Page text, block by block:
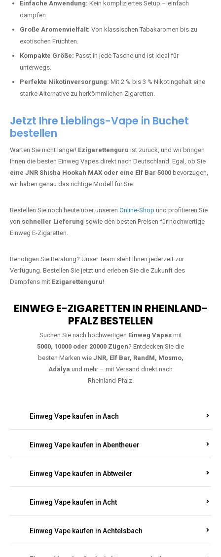
Einfache Anwendung: Kein kompliziertes Setup – einfach
dampfen.
Große Aromenvielfalt: Von klassischen Tabakaromen bis zu
exotischen Früchten.
Kompakte Größe: Passt in jede Tasche und ist ideal für
unterwegs.
Perfekte Nikotinversorgung: Mit 2 % bis 3 % Nikotingehalt eine
starke Alternative zu herkömmlichen Zigaretten.
Jetzt Ihre Lieblings-Vape in Buchet
bestellen
Warten Sie nicht länger! Ezigarettenguru ist zurück, und wir bringen
Ihnen die besten Einweg Vapes direkt nach Deutschland. Egal, ob Sie
eine JNR Shisha Hookah MAX oder eine Elf Bar 5000 bevorzugen,
wir haben genau das richtige Modell für Sie.
Bestellen Sie noch heute über unseren Online-Shop und profitieren Sie
von schneller Lieferung sowie den besten Preisen für hochwertige
Einweg E-Zigaretten.
Benötigen Sie Beratung? Unser Team steht Ihnen jederzeit zur
Verfügung. Bestellen Sie jetzt und erleben Sie die Zukunft des
Dampfens mit Ezigarettenguru!
EINWEG E-ZIGARETTEN IN RHEINLAND-
PFALZ BESTELLEN
Suchen Sie nach hochwertigen Einweg Vapesmit
5000, 10000 oder 20000 Zügen? Entdecken Sie die
besten Marken wie JNR, Elf Bar, RandM, Mosmo,
Adalya und mehr – mit Versand direkt nach
Rheinland-Pfalz.
Einweg Vape kaufen in Aach
Einweg Vape kaufen in Abentheuer
Einweg Vape kaufen in Abtweiler
Einweg Vape kaufen in Acht
Einweg Vape kaufen in Achtelsbach